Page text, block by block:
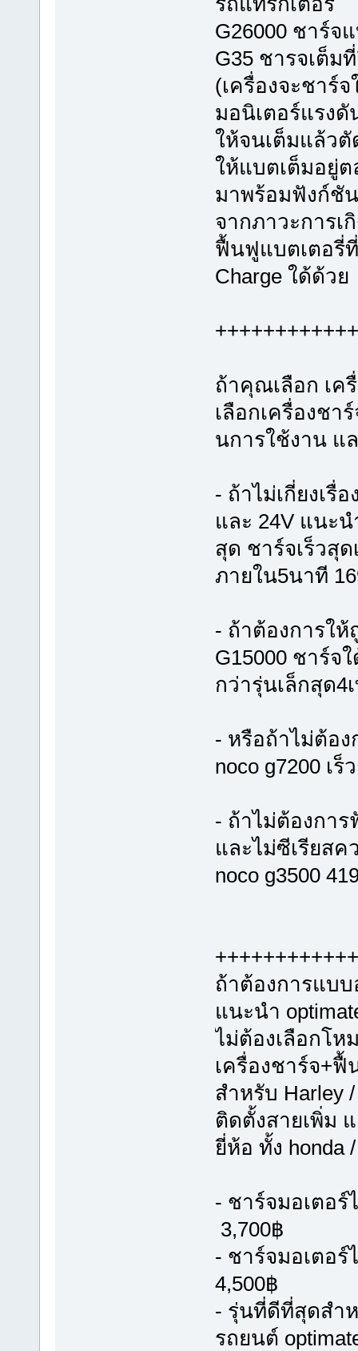
G26000 ชาร์จ
G35 ชารจเต็ม
(เครื่องจะชาร์
มอนิเตอร์แรงดั
ให้จนเต็มแล้ว
ให้แบตเต็มอยู่ต
มาพร้อมฟังก์ชั
จากภาวะการเ
ฟื้นฟูแบตเตอรี่
Charge ใด้ด้วย
ถ้าคุณเลือก เค
เลือกเครื่องชา
นการใช้งาน แ
- ถ้าไม่เกี่ยงเรื่
และ 24V แนะ
สุด ชาร์จเร็วสุ
ภายใน5นาที
- ถ้าต้องการให้
G15000 ชาร์จ
กว่ารุ่นเล็กสุด4
- หรือถ้าไม่ต้อ
noco g7200 เ
- ถ้าไม่ต้องกา
และไม่ซีเรียส
noco g3500
ถ้าต้องการแบบ
แนะนำ
ไม่ต้องเลือกโ
เครื่องชาร์จ+
สำหรับ Harley
ติดตั้งสายเพิ่ม
ยี่ห้อ ทั้ง honda
- ชาร์จมอเตอร์
3,700฿
- ชาร์จมอเตอ
4,500฿
- รุ่นที่ดีที่สุดสำ
รถยนต์